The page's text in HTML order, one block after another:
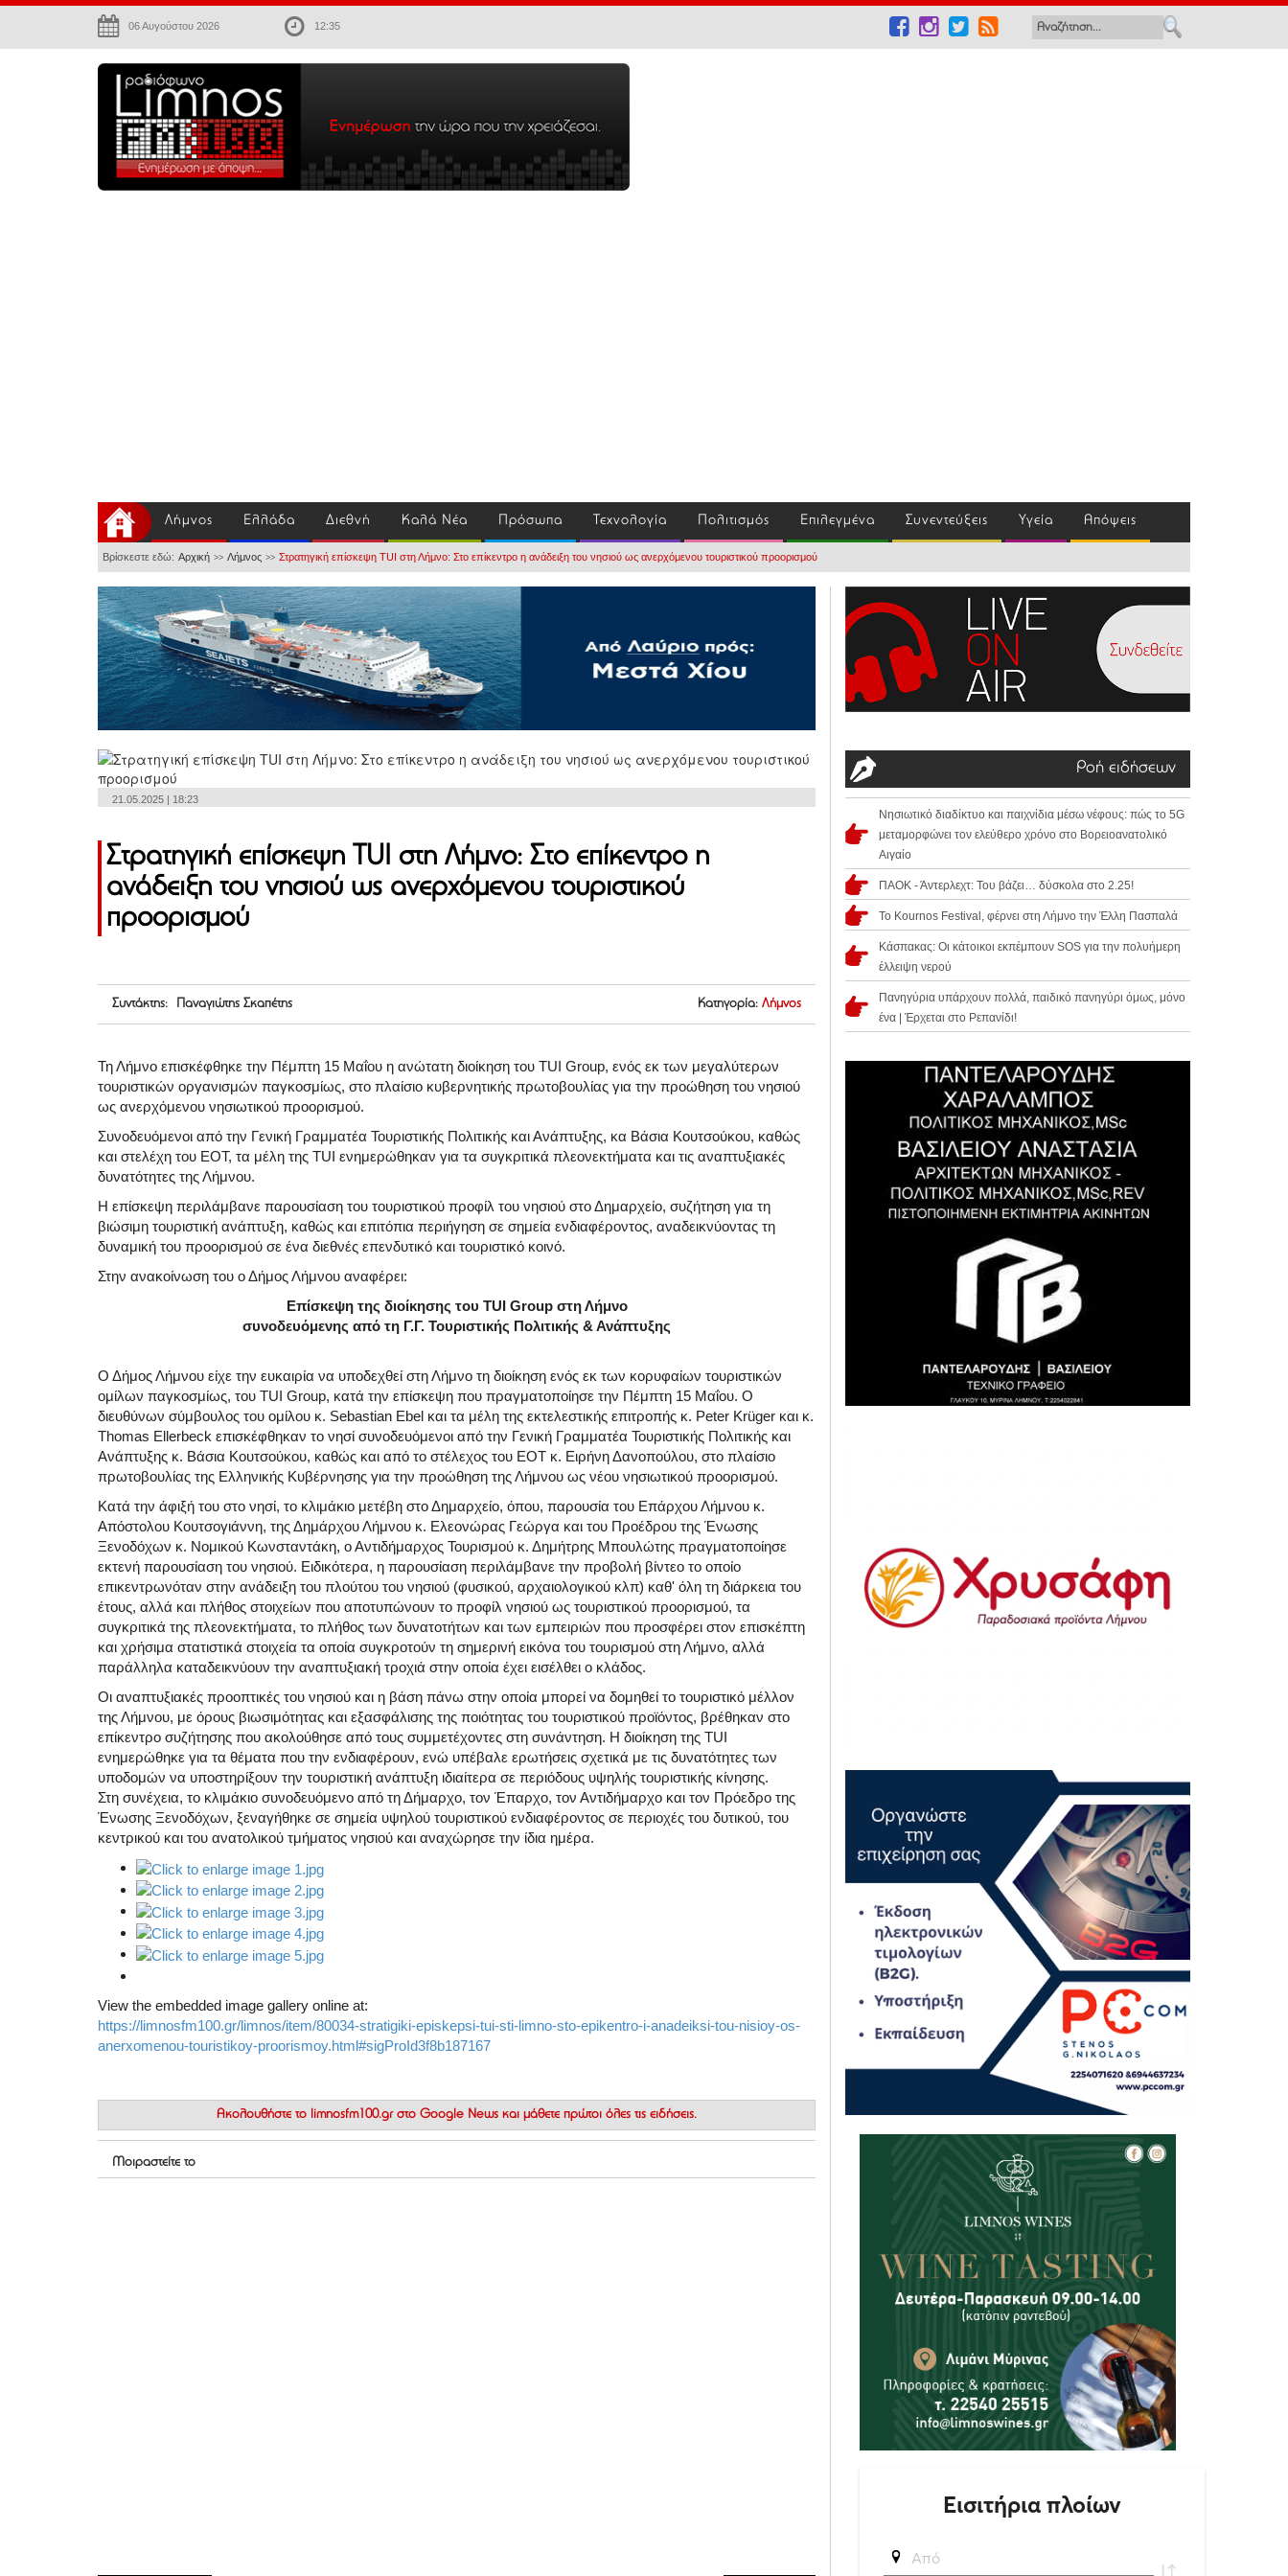
06 Αυγούστου 2026 12:35
Λήμνος Ελλάδα Διεθνή Καλά Νέα Πρόσωπα Τεχνολογία Πολιτισμός Επιλεγμένα Συνεντεύξεις Υγεία Απόψεις
Βρίσκεστε εδώ: Αρχική >> Λήμνος >> Στρατηγική επίσκεψη TUI στη Λήμνο: Στο επίκεντρο η ανάδειξη του νησιού ως ανερχόμενου τουριστικού προορισμού
21.05.2025 | 18:23
Στρατηγική επίσκεψη TUI στη Λήμνο: Στο επίκεντρο η
ανάδειξη του νησιού ως ανερχόμενου τουριστικού
προορισμού
Συντάκτης: Παναγιώτης Σκαπέτης Κατηγορία: Λήμνος
Τη Λήμνο επισκέφθηκε την Πέμπτη 15 Μαΐου η ανώτατη διοίκηση του TUI Group, ενός εκ των μεγαλύτερων
τουριστικών οργανισμών παγκοσμίως, στο πλαίσιο κυβερνητικής πρωτοβουλίας για την προώθηση του νησιού
ως ανερχόμενου νησιωτικού προορισμού.
Συνοδευόμενοι από την Γενική Γραμματέα Τουριστικής Πολιτικής και Ανάπτυξης, κα Βάσια Κουτσούκου, καθώς
και στελέχη του ΕΟΤ, τα μέλη της TUI ενημερώθηκαν για τα συγκριτικά πλεονεκτήματα και τις αναπτυξιακές
δυνατότητες της Λήμνου.
Η επίσκεψη περιλάμβανε παρουσίαση του τουριστικού προφίλ του νησιού στο Δημαρχείο, συζήτηση για τη
βιώσιμη τουριστική ανάπτυξη, καθώς και επιτόπια περιήγηση σε σημεία ενδιαφέροντος, αναδεικνύοντας τη
δυναμική του προορισμού σε ένα διεθνές επενδυτικό και τουριστικό κοινό.
Στην ανακοίνωση του ο Δήμος Λήμνου αναφέρει:
Επίσκεψη της διοίκησης του TUI Group στη Λήμνο
συνοδευόμενης από τη Γ.Γ. Τουριστικής Πολιτικής & Ανάπτυξης
Ο Δήμος Λήμνου είχε την ευκαιρία να υποδεχθεί στη Λήμνο τη διοίκηση ενός εκ των κορυφαίων τουριστικών
ομίλων παγκοσμίως, του TUI Group, κατά την επίσκεψη που πραγματοποίησε την Πέμπτη 15 Μαΐου. Ο
διευθύνων σύμβουλος του ομίλου κ. Sebastian Ebel και τα μέλη της εκτελεστικής επιτροπής κ. Peter Krüger και κ.
Thomas Ellerbeck επισκέφθηκαν το νησί συνοδευόμενοι από την Γενική Γραμματέα Τουριστικής Πολιτικής και
Ανάπτυξης κ. Βάσια Κουτσούκου, καθώς και από το στέλεχος του ΕΟΤ κ. Ειρήνη Δανοπούλου, στο πλαίσιο
πρωτοβουλίας της Ελληνικής Κυβέρνησης για την προώθηση της Λήμνου ως νέου νησιωτικού προορισμού.
Κατά την άφιξή του στο νησί, το κλιμάκιο μετέβη στο Δημαρχείο, όπου, παρουσία του Επάρχου Λήμνου κ.
Απόστολου Κουτσογιάννη, της Δημάρχου Λήμνου κ. Ελεονώρας Γεώργα και του Προέδρου της Ένωσης
Ξενοδόχων κ. Νομικού Κωνσταντάκη, ο Αντιδήμαρχος Τουρισμού κ. Δημήτρης Μπουλώτης πραγματοποίησε
εκτενή παρουσίαση του νησιού. Ειδικότερα, η παρουσίαση περιλάμβανε την προβολή βίντεο το οποίο
επικεντρωνόταν στην ανάδειξη του πλούτου του νησιού (φυσικού, αρχαιολογικού κλπ) καθ' όλη τη διάρκεια του
έτους, αλλά και πλήθος στοιχείων που αποτυπώνουν το προφίλ νησιού ως τουριστικού προορισμού, τα
συγκριτικά της πλεονεκτήματα, το πλήθος των δυνατοτήτων και των εμπειριών που προσφέρει στον επισκέπτη
και χρήσιμα στατιστικά στοιχεία τα οποία συγκροτούν τη σημερινή εικόνα του τουρισμού στη Λήμνο, αλλά
παράλληλα καταδεικνύουν την αναπτυξιακή τροχιά στην οποία έχει εισέλθει ο κλάδος.
Οι αναπτυξιακές προοπτικές του νησιού και η βάση πάνω στην οποία μπορεί να δομηθεί το τουριστικό μέλλον
της Λήμνου, με όρους βιωσιμότητας και εξασφάλισης της ποιότητας του τουριστικού προϊόντος, βρέθηκαν στο
επίκεντρο συζήτησης που ακολούθησε από τους συμμετέχοντες στη συνάντηση. Η διοίκηση της TUI
ενημερώθηκε για τα θέματα που την ενδιαφέρουν, ενώ υπέβαλε ερωτήσεις σχετικά με τις δυνατότητες των
υποδομών να υποστηρίξουν την τουριστική ανάπτυξη ιδιαίτερα σε περιόδους υψηλής τουριστικής κίνησης.
Στη συνέχεια, το κλιμάκιο συνοδευόμενο από τη Δήμαρχο, τον Έπαρχο, τον Αντιδήμαρχο και τον Πρόεδρο της
Ένωσης Ξενοδόχων, ξεναγήθηκε σε σημεία υψηλού τουριστικού ενδιαφέροντος σε περιοχές του δυτικού, του
κεντρικού και του ανατολικού τμήματος νησιού και αναχώρησε την ίδια ημέρα.
View the embedded image gallery online at:
https://limnosfm100.gr/limnos/item/80034-stratigiki-episkepsi-tui-sti-limno-sto-epikentro-i-anadeiksi-tou-nisioy-os-
anerxomenou-touristikoy-proorismoy.html#sigProId3f8b187167
Ακολουθήστε το limnosfm100.gr στο Google News και μάθετε πρώτοι όλες τις ειδήσεις.
Μοιραστείτε το
Ροή ειδήσεων
Νησιωτικό διαδίκτυο και παιχνίδια μέσω νέφους: πώς το 5G
μεταμορφώνει τον ελεύθερο χρόνο στο Βορειοανατολικό
Αιγαίο
ΠΑΟΚ - Άντερλεχτ: Του βάζει… δύσκολα στο 2.25!
Το Kournos Festival, φέρνει στη Λήμνο την Έλλη Πασπαλά
Κάσπακας: Οι κάτοικοι εκπέμπουν SOS για την πολυήμερη
έλλειψη νερού
Πανηγύρια υπάρχουν πολλά, παιδικό πανηγύρι όμως, μόνο
ένα | Έρχεται στο Ρεπανίδι!